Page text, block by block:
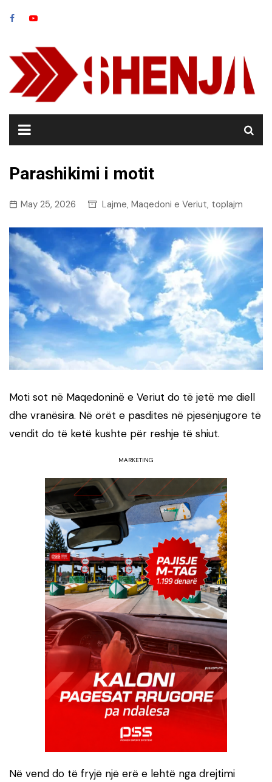
Parashikimi i motit
May 25, 2026 Lajme, Maqedoni e Veriut, toplajm
Moti sot në Maqedoninë e Veriut do të jetë me diell
dhe vranësira. Në orët e pasdites në pjesënjugore të
vendit do të ketë kushte për reshje të shiut.
MARKETING
Në vend do të fryjë një erë e lehtë nga drejtimi